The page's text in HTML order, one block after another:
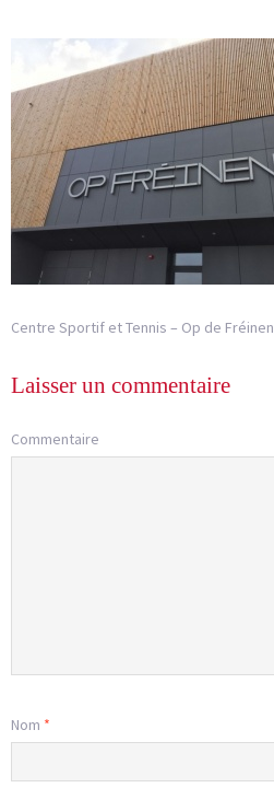
Centre Sportif et Tennis – Op de Fréinen
Laisser un commentaire
Commentaire
Nom *